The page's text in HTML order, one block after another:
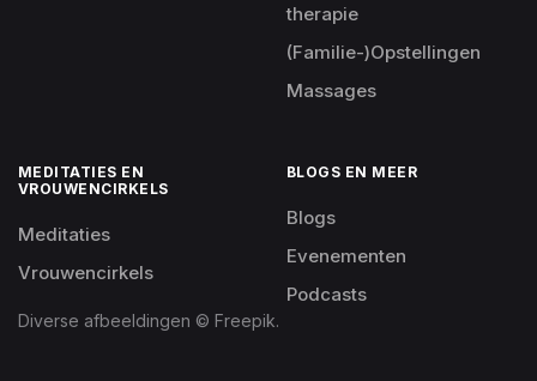
therapie
(Familie-)Opstellingen
Massages
MEDITATIES EN
VROUWENCIRKELS
Meditaties
Vrouwencirkels
BLOGS EN MEER
Blogs
Evenementen
Podcasts
Diverse afbeeldingen © Freepik.